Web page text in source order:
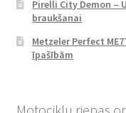
Pirelli City Demon –
braukšanai
Metzeler Perfect
īpašībām